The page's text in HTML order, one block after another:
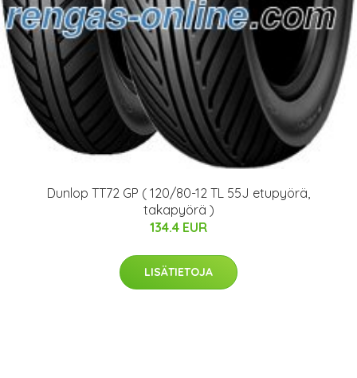
Dunlop TT72 GP ( 120/80-12 TL 55J etupyörä,
takapyörä )
134.4 EUR
LISÄTIETOJA